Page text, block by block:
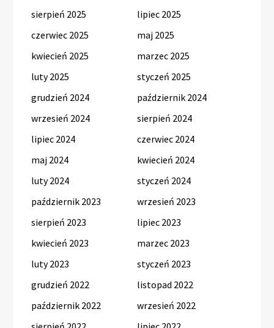
sierpień 2025
lipiec 2025
czerwiec 2025
maj 2025
kwiecień 2025
marzec 2025
luty 2025
styczeń 2025
grudzień 2024
październik 2024
wrzesień 2024
sierpień 2024
lipiec 2024
czerwiec 2024
maj 2024
kwiecień 2024
luty 2024
styczeń 2024
październik 2023
wrzesień 2023
sierpień 2023
lipiec 2023
kwiecień 2023
marzec 2023
luty 2023
styczeń 2023
grudzień 2022
listopad 2022
październik 2022
wrzesień 2022